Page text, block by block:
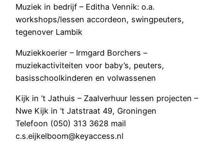
Muziek in bedrijf – Editha Vennik: o.a.
workshops/lessen accordeon, swingpeuters,
tegenover Lambik
Muziekkoerier – Irmgard Borchers –
muziekactiviteiten voor baby’s, peuters,
basisschoolkinderen en volwassenen
Kijk in ’t Jathuis – Zaalverhuur lessen projecten –
Nwe Kijk in ’t Jatstraat 49, Groningen
Telefoon (050) 313 3628 mail
c.s.eijkelboom@keyaccess.nl